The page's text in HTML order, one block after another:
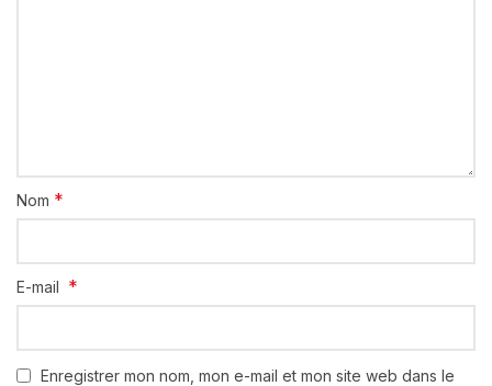
Nom *
E-mail *
Enregistrer mon nom, mon e-mail et mon site web dans le